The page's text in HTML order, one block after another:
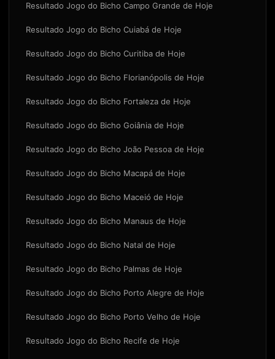
Resultado Jogo do Bicho Campo Grande de Hoje
Resultado Jogo do Bicho Cuiabá de Hoje
Resultado Jogo do Bicho Curitiba de Hoje
Resultado Jogo do Bicho Florianópolis de Hoje
Resultado Jogo do Bicho Fortaleza de Hoje
Resultado Jogo do Bicho Goiânia de Hoje
Resultado Jogo do Bicho João Pessoa de Hoje
Resultado Jogo do Bicho Macapá de Hoje
Resultado Jogo do Bicho Maceió de Hoje
Resultado Jogo do Bicho Manaus de Hoje
Resultado Jogo do Bicho Natal de Hoje
Resultado Jogo do Bicho Palmas de Hoje
Resultado Jogo do Bicho Porto Alegre de Hoje
Resultado Jogo do Bicho Porto Velho de Hoje
Resultado Jogo do Bicho Recife de Hoje